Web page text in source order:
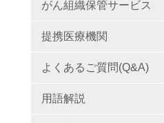
がん組織保管サービス
提携医療機関
よくあるご質問(Q&A)
用語解説